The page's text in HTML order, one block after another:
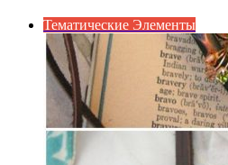
Тематические Элементы